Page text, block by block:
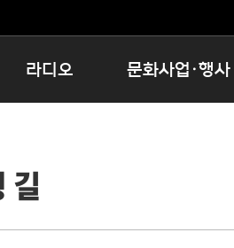
라디오
16:00 완벽한 하루
우리 고향, 부탁해!
문화사업·행사
길